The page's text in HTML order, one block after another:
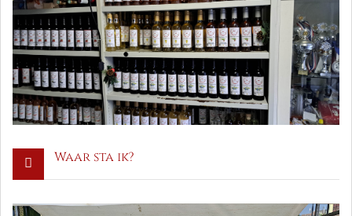
Waar sta ik?